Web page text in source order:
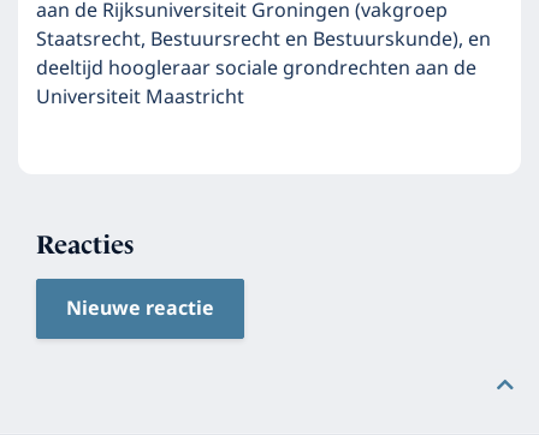
aan de Rijksuniversiteit Groningen (vakgroep
Staatsrecht, Bestuursrecht en Bestuurskunde), en
deeltijd hoogleraar sociale grondrechten aan de
Universiteit Maastricht
Reacties
Nieuwe reactie